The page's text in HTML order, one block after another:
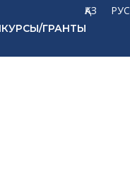
ҚАЗ РУС
ГРАНТЫ